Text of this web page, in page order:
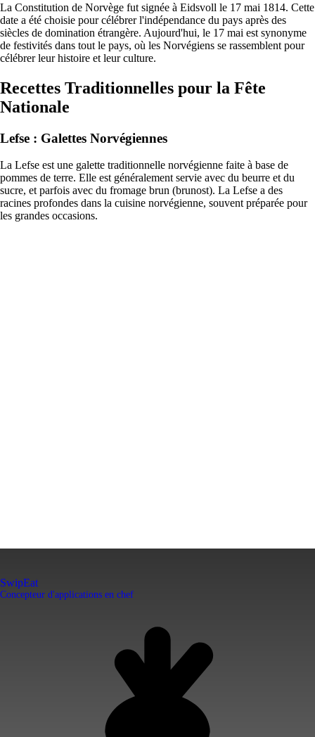
La Constitution de Norvège fut signée à Eidsvoll le 17 mai 1814. Cette
date a été choisie pour célébrer l'indépendance du pays après des
siècles de domination étrangère. Aujourd'hui, le 17 mai est synonyme
de festivités dans tout le pays, où les Norvégiens se rassemblent pour
célébrer leur histoire et leur culture.
Recettes Traditionnelles pour la Fête
Nationale
Lefse : Galettes Norvégiennes
La Lefse est une galette traditionnelle norvégienne faite à base de
pommes de terre. Elle est généralement servie avec du beurre et du
sucre, et parfois avec du fromage brun (brunost). La Lefse a des
racines profondes dans la cuisine norvégienne, souvent préparée pour
les grandes occasions.
SwipEat
Concepteur d'applications en chef